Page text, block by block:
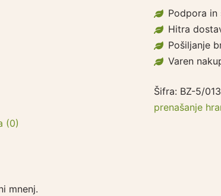
Podpora in
Hitra
Pošiljanje
Varen
Šifra: BZ-5/013
prenašanje
(0)
mnenj.